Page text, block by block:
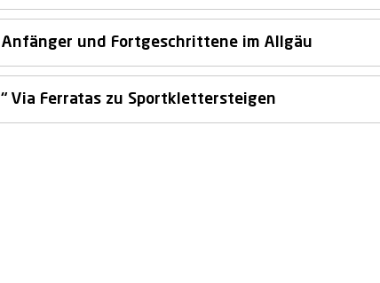
und Fortgeschrittene im Allgäu
Via Ferratas zu Sportklettersteigen